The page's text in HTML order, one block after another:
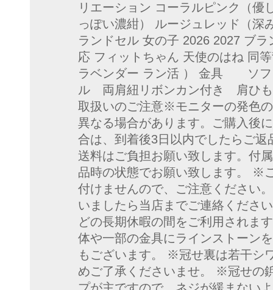
リエーション コーラルピンク（優
っぽい濃紺） ルージュレッド（深
ランドセル 女の子 2026 2027 ブ
応 フィットちゃん 天使のはね 同
ラベンダー ラン活 ） 金具 ソフ
ル 両肩紐リボンカン付き 肩ひも
取扱いのご注意※モニターの発色
異なる場合があります。ご購入後
合は、到着後3日以内でしたらご
送料はご負担お願い致します。付
品時の状態でお願い致します。 ※
付けませんので、ご注意ください
いましたら当店までご連絡くだ
どの長期休暇の間をご利用されま
体や一部の金具にラインストーン
もございます。 ※冠せ裏は若干シ
めご了承くださいませ。 ※冠せの